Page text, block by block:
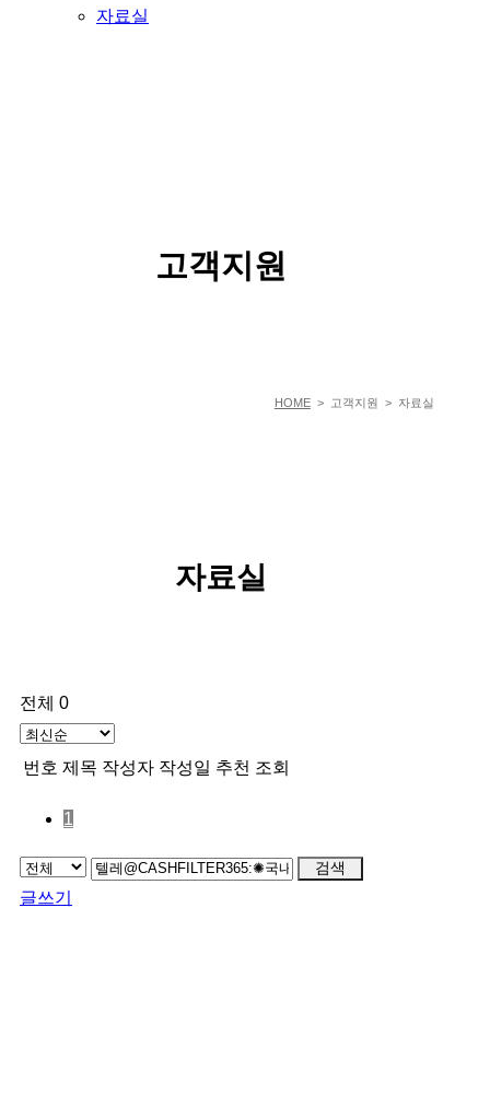
자료실
고객지원
HOME> 고객지원 > 자료실
자료실
전체 0
번호 제목 작성자 작성일 추천 조회
1
검색
글쓰기